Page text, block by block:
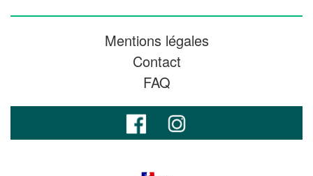
Mentions légales
Contact
FAQ